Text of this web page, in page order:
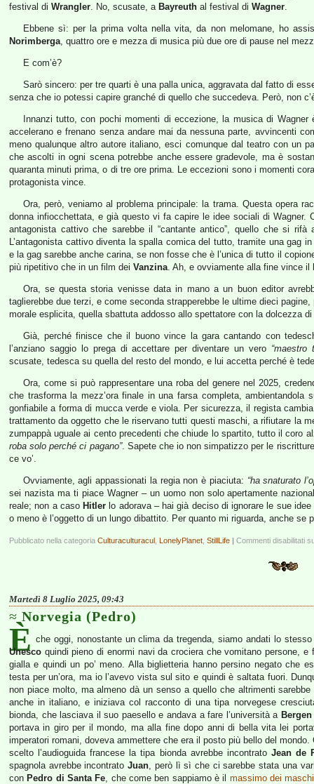
festival di Wrangler. No, scusate, a Bayreuth al festival di Wagner.
Ebbene sì: per la prima volta nella vita, da non melomane, ho
Norimberga, quattro ore e mezza di musica più due ore di pause nel
E com’è?
Sarò sincero: per tre quarti è una palla unica, aggravata dal fatto di
senza che io potessi capire granché di quello che succedeva. Però, non
Innanzi tutto, con pochi momenti di eccezione, la musica di
accelerano e frenano senza andare mai da nessuna parte, avvincenti
meno qualunque altro autore italiano, esci comunque dal teatro con un
che ascolti in ogni scena potrebbe anche essere gradevole, ma è
quaranta minuti prima, o di tre ore prima. Le eccezioni sono i momenti
protagonista vince.
Ora, però, veniamo al problema principale: la trama. Questa opera
donna infiocchettata, e già questo vi fa capire le idee sociali di Wagner.
antagonista cattivo che sarebbe il “cantante antico”, quello che si
L’antagonista cattivo diventa la spalla comica del tutto, tramite una gag
e la gag sarebbe anche carina, se non fosse che è l’unica di tutto il
più ripetitivo che in un film dei Vanzina. Ah, e ovviamente alla fine vince il
Ora, se questa storia venisse data in mano a un buon editor
taglierebbe due terzi, e come seconda strapperebbe le ultime dieci
morale esplicita, quella sbattuta addosso allo spettatore con la dolcezza
Già, perché finisce che il buono vince la gara cantando con
l’anziano saggio lo prega di accettare per diventare un vero “maestro
scusate, tedesca su quella del resto del mondo, e lui accetta perché è
Ora, come si può rappresentare una roba del genere nel 2025,
che trasforma la mezz’ora finale in una farsa completa,
gonfiabile a forma di mucca verde e viola. Per sicurezza, il regista
trattamento da oggetto che le riservano tutti questi maschi, a rifiutare la
zumpappà uguale ai cento precedenti che chiude lo spartito, tutto il coro
roba solo perché ci pagano”. Sapete che io non simpatizzo per le
ce vo’.
Ovviamente, agli appassionati la regia non è piaciuta: “ha snaturato
sei nazista ma ti piace Wagner – un uomo non solo apertamente
reale; non a caso Hitler lo adorava – hai già deciso di ignorare le sue
o meno è l’oggetto di un lungo dibattito. Per quanto mi riguarda, anche se
Pubblicato nella categoria Culturaculturacul LonelyPlanet StillLife | Commenti disabilitati
Martedì 8 Luglio 2025, 09:43
Norvegia (Pedro)
È che oggi, nonostante un clima da tregenda, siamo andati lo
Unesco quindi pieno di enormi navi da crociera che vomitano persone,
gialla e quindi un po’ meno. Alla biglietteria hanno persino negato che
testa per un’ora, ma io l’avevo vista sul sito e quindi è saltata fuori.
non piace molto, ma almeno dà un senso a quello che altrimenti
anche in italiano, e iniziava col racconto di una tipa norvegese
bionda, che lasciava il suo paesello e andava a fare l’università a Bergen
portava in giro per il mondo, ma alla fine dopo anni di bella vita lei
imperatori romani, doveva ammettere che era il posto più bello del
scelto l’audioguida francese la tipa bionda avrebbe incontrato Jean de
spagnola avrebbe incontratoJuan, però lì sì che ci sarebbe stata una
con Pedro di Santa Fe, che come ben sappiamo è il massimo dei